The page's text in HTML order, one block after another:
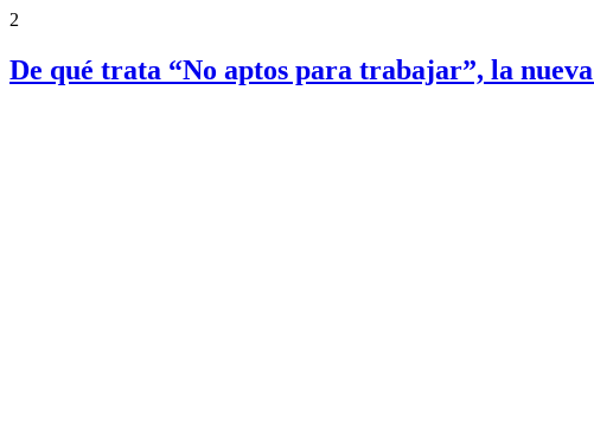
2
De qué trata “No aptos para trabajar”, la